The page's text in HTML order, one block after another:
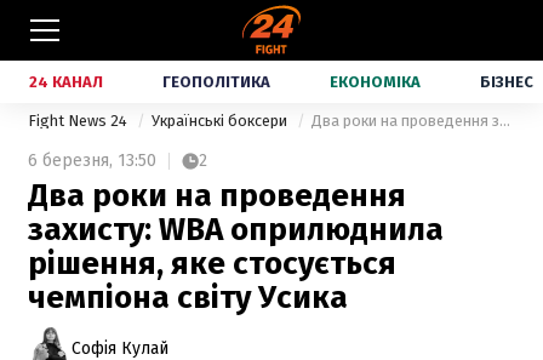
24 КАНАЛ ГЕОПОЛІТИКА ЕКОНОМІКА БІЗНЕС
Fight News 24 Українські боксери Два роки на проведення захисту: WBA оприлюднила рішення, яке стосується чемпіона світу Усика
6 березня, 13:50 2
Два роки на проведення
захисту: WBA оприлюднила
рішення, яке стосується
чемпіона світу Усика
Софія Кулай